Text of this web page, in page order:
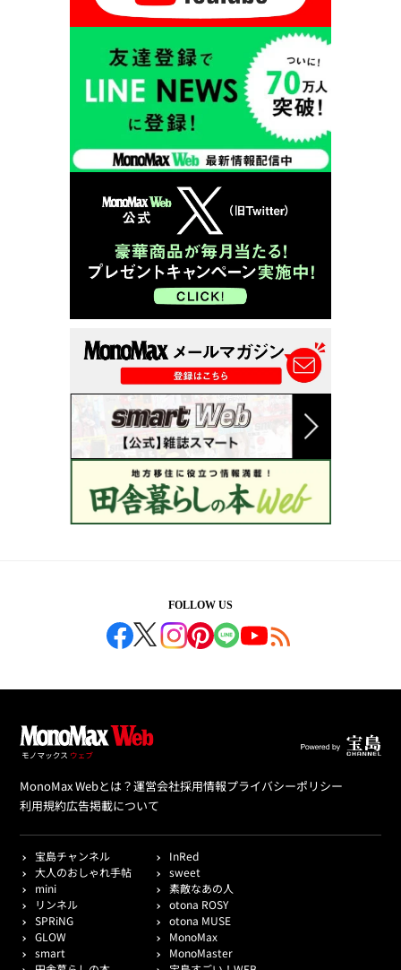
FOLLOW US
MonoMax Webとは？運営会社採用情報プライバシーポリシー
利用規約広告掲載について
宝島チャンネル
InRed
大人のおしゃれ手帖
sweet
mini
素敵なあの人
リンネル
otona ROSY
SPRiNG
otona MUSE
GLOW
MonoMax
smart
MonoMaster